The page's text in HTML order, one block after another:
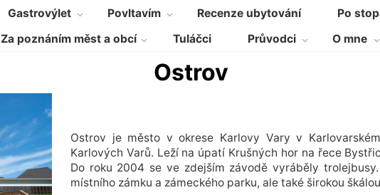
Gastrovýlet Povltavím Recenze ubytování Po
Za poznáním měst a obcí
Tuláčci Průvodci O mne
Ostrov
Ostrov je město v okrese Karlovy Vary v
Karlových Varů. Leží na úpatí Krušných hor na řece
Do roku 2004 se ve zdejším závodě vyráběly
místního zámku a zámeckého parku, ale také širokou